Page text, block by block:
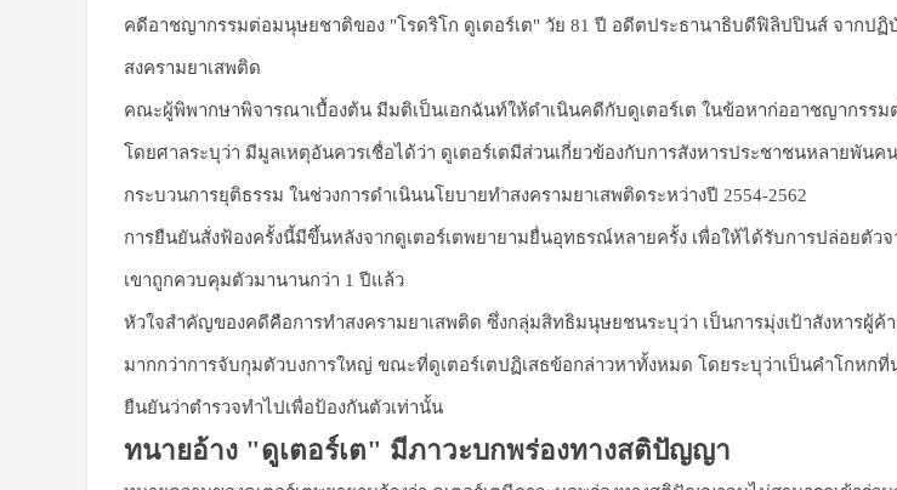
คดีอาชญากรรมต่อมนุษยชาติของ "โรดริโก ดูเตอร์เต" วัย 81 ปี อดีตประธานาธิบดีฟิลิปปินส์ จากปฏิ
สงครามยาเสพติด
คณะผู้พิพากษาพิจารณาเบื้องต้น มีมติเป็นเอกฉันท์ให้ดำเนินคดีกับดูเตอร์เต ในข้อหาก่ออาชญากรร
โดยศาลระบุว่า มีมูลเหตุอันควรเชื่อได้ว่า ดูเตอร์เตมีส่วนเกี่ยวข้องกับการสังหารประชาชนหลายพันค
กระบวนการยุติธรรม ในช่วงการดำเนินนโยบายทำสงครามยาเสพติดระหว่างปี 2554-2562
การยืนยันสั่งฟ้องครั้งนี้มีขึ้นหลังจากดูเตอร์เตพยายามยื่นอุทธรณ์หลายครั้ง เพื่อให้ได้รับการปล่อยตัว
เขาถูกควบคุมตัวมานานกว่า 1 ปีแล้ว
หัวใจสำคัญของคดีคือการทำสงครามยาเสพติด ซึ่งกลุ่มสิทธิมนุษยชนระบุว่า เป็นการมุ่งเป้าสังหารผู้ค้
มากกว่าการจับกุมตัวบงการใหญ่ ขณะที่ดูเตอร์เตปฏิเสธข้อกล่าวหาทั้งหมด โดยระบุว่าเป็นคำโกหกที่
ยืนยันว่าตำรวจทำไปเพื่อป้องกันตัวเท่านั้น
ทนายอ้าง "ดูเตอร์เต" มีภาวะบกพร่องทางสติปัญญา